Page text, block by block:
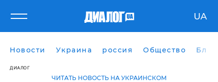
UA
Новости Украина россия Общество
ДИАЛОГ
ЧИТАТЬ НОВОСТЬ НА УКРАИНСКОМ